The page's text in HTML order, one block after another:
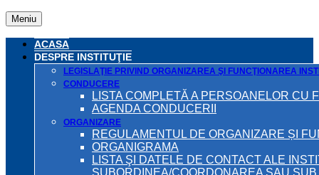
Meniu
ACASA
DESPRE INSTITUŢIE
LEGISLAŢIE PRIVIND ORGANIZAREA ŞI FUNCŢIONAREA
CONDUCERE
LISTA COMPLETĂ A PERSOANELOR CU
AGENDA CONDUCERII
ORGANIZARE
REGULAMENTUL DE ORGANIZARE ȘI
ORGANIGRAMA
LISTA ŞI DATELE DE CONTACT ALE